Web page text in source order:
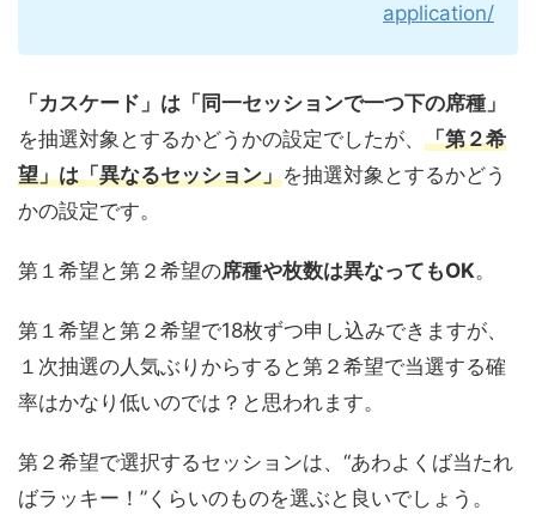
application/
「カスケード」は「同一セッションで一つ下の席種」
を抽選対象とするかどうかの設定でしたが、 「第２希
望」は「異なるセッション」を抽選対象とするかどう
かの設定です。
第１希望と第２希望の席種や枚数は異なってもOK。
第１希望と第２希望で18枚ずつ申し込みできますが、
１次抽選の人気ぶりからすると第２希望で当選する確
率はかなり低いのでは？と思われます。
第２希望で選択するセッションは、“あわよくば当たれ
ばラッキー！”くらいのものを選ぶと良いでしょう。